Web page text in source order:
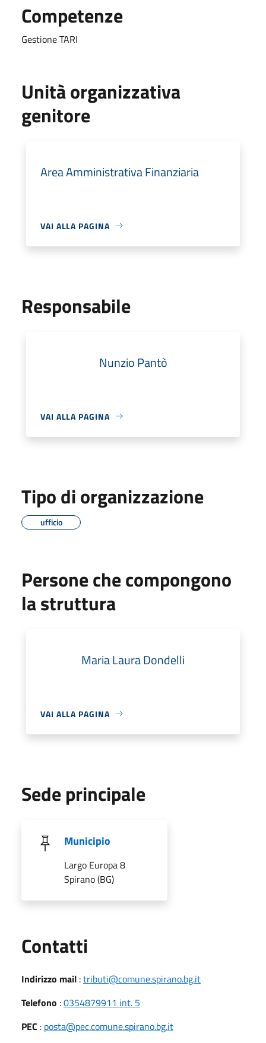
Competenze
Gestione TARI
Unità organizzativa
genitore
Area Amministrativa Finanziaria
VAI ALLA PAGINA
Responsabile
Nunzio Pantò
VAI ALLA PAGINA
Tipo di organizzazione
ufficio
Persone che compongono
la struttura
Maria Laura Dondelli
VAI ALLA PAGINA
Sede principale
Municipio
Largo Europa 8
Spirano (BG)
Contatti
Indirizzo mail :tributi@comune.spirano.bg.it
Telefono :0354879911 int. 5
PEC : posta@pec.comune.spirano.bg.it